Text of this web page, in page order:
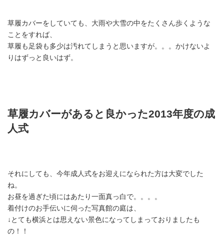
草履カバーをしていても、大雨や大雪の中をたくさん歩くような
ことをすれば、
草履も足袋も多少は汚れてしまうと思いますが。。。かけないよ
りはずっと良いはず。
草履カバーがあると良かった2013年度の成
人式
それにしても、今年成人式をお迎えになられた方は大変でした
ね。
お昼を過ぎた頃にはあたり一面真っ白で。。。。
着付けのお手伝いに伺った写真館の庭は、
↓とても横浜とは思えない景色になってしまっておりましたも
の！！